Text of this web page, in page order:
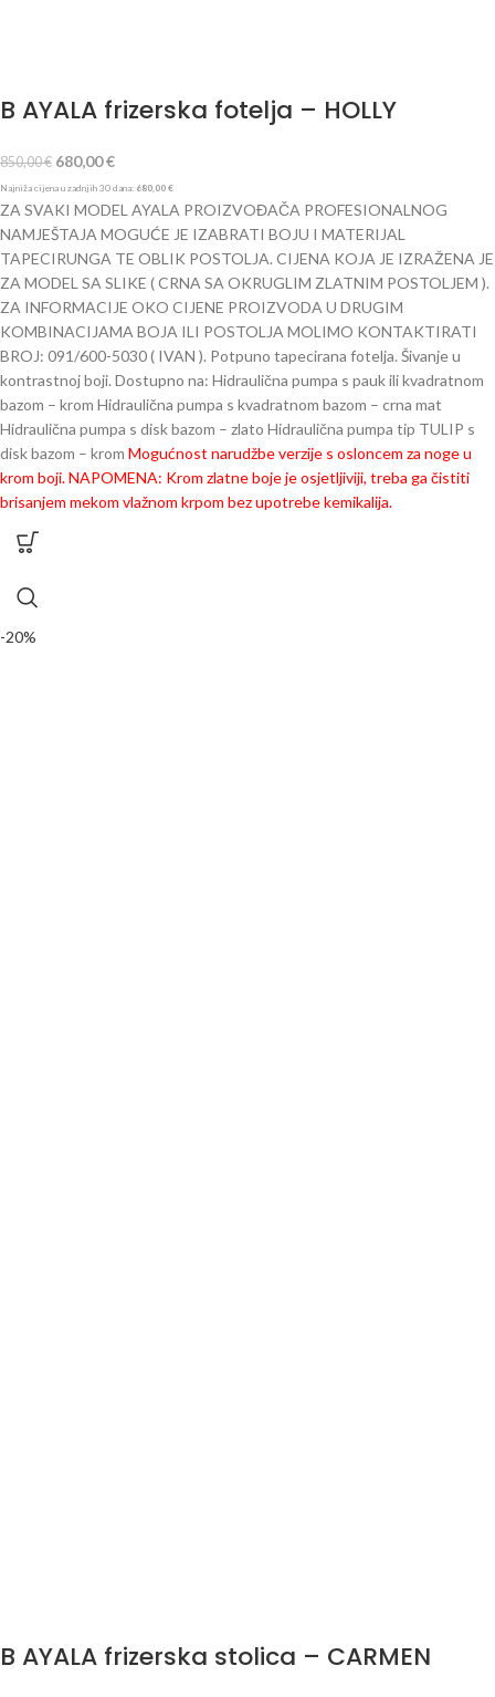
B AYALA frizerska fotelja – HOLLY
850,00€ 680,00€
Najniža cijena u zadnjih 30 dana: 680,00 €
ZA SVAKI MODEL AYALA PROIZVOĐAČA PROFESIONALNOG
NAMJEŠTAJA MOGUĆE JE IZABRATI BOJU I MATERIJAL
TAPECIRUNGA TE OBLIK POSTOLJA. CIJENA KOJA JE IZRAŽENA JE
ZA MODEL SA SLIKE ( CRNA SA OKRUGLIM ZLATNIM POSTOLJEM ).
ZA INFORMACIJE OKO CIJENE PROIZVODA U DRUGIM
KOMBINACIJAMA BOJA ILI POSTOLJA MOLIMO KONTAKTIRATI
BROJ: 091/600-5030 ( IVAN ). Potpuno tapecirana fotelja. Šivanje u
kontrastnoj boji. Dostupno na: Hidraulična pumpa s pauk ili kvadratnom
bazom – krom Hidraulična pumpa s kvadratnom bazom – crna mat
Hidraulična pumpa s disk bazom – zlato Hidraulična pumpa tip TULIP s
disk bazom – krom Mogućnost narudžbe verzije s osloncem za noge u
krom boji.NAPOMENA: Krom zlatne boje je osjetljiviji, treba ga čistiti
brisanjem mekom vlažnom krpom bez upotrebe kemikalija.
-20%
B AYALA frizerska stolica – CARMEN